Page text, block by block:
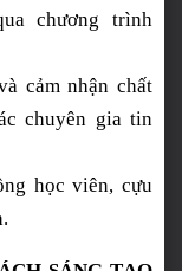
chương trình
cảm nhận chất
chuyên gia tin
học viên, cựu